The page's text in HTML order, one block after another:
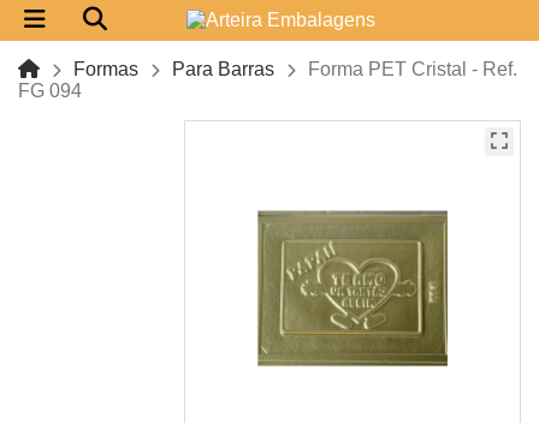
Formas Para Barras
Forma PET Cristal - Ref.
FG 094